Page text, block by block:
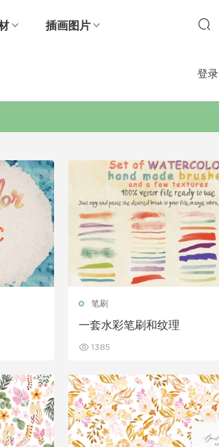
插画图片
登录
笔刷
一套水彩笔刷和纹理
1385